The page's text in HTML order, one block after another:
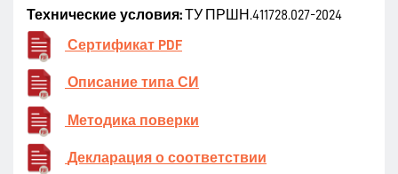
Технические условия:ТУ ПРШН.411728.027-2024
Сертификат PDF
Описание типа СИ
Методика поверки
Декларация о соответствии